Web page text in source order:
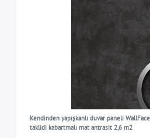
Kendinden yapışkanlı duvar paneli
taklidi kabartmalı mat antrasit 2,6 m2